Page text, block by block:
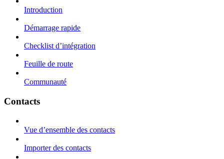
Introduction
Démarrage rapide
Checklist d’intégration
Feuille de route
Communauté
Contacts
Vue d’ensemble des contacts
Importer des contacts